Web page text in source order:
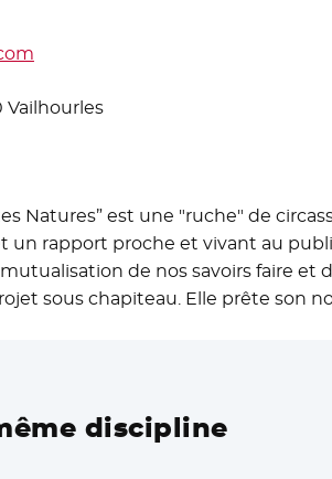
Vailhourles
Natures” est une "ruche" de
un rapport proche et vivant au
de nos savoirs faire et
sous chapiteau. Elle prête son
discipline